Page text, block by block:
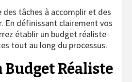
des tâches à accomplir et des
En définissant clairement vos
établir un budget réaliste
tout au long du processus.
Réaliste